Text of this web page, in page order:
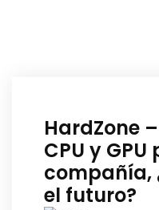
HardZone
CPU y
compañía,
el futuro?